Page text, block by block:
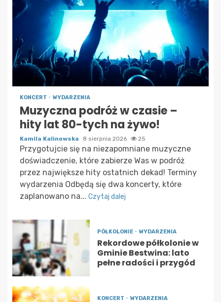
KONCERT WYDARZENIA
Muzyczna podróż w czasie –
hity lat 80-tych na żywo!
Kamila Kalinowska 8 sierpnia 2026 25
Przygotujcie się na niezapomniane muzyczne
doświadczenie, które zabierze Was w podróż
przez największe hity ostatnich dekad! Terminy
wydarzenia Odbędą się dwa koncerty, które
zaplanowano na... Czytaj dalej
PÓŁKOLONIE WYDARZENIA
Rekordowe półkolonie w
Gminie Bestwina: lato
pełne radości i przygód
KONCERT WYDARZENIA